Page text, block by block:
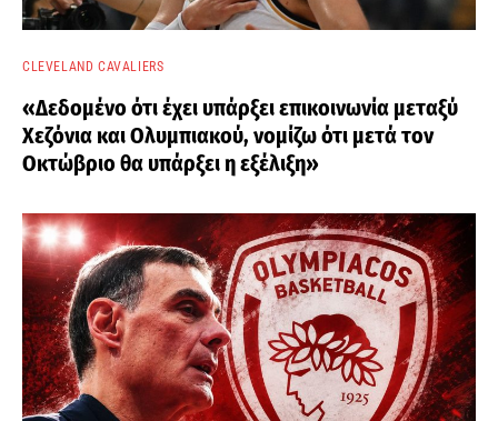
CLEVELAND CAVALIERS
«Δεδομένο ότι έχει υπάρξει επικοινωνία μεταξύ
Χεζόνια και Ολυμπιακού, νομίζω ότι μετά τον
Οκτώβριο θα υπάρξει η εξέλιξη»